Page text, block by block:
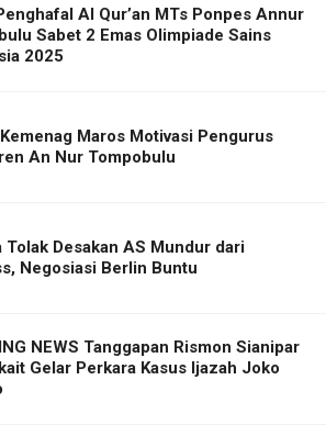
Al Qur’an MTs Ponpes Annur
Sabet 2 Emas Olimpiade Sains
2025
Maros Motivasi Pengurus
An Nur Tompobulu
Tolak Desakan AS Mundur dari
Negosiasi Berlin Buntu
NEWS Tanggapan Rismon Sianipar
Gelar Perkara Kasus Ijazah Joko